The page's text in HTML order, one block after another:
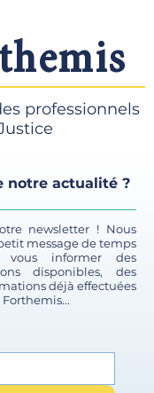
professionnels
notre actualité ?
newsletter ! Nous
message de temps
informer des
disponibles, des
déjà effectuées